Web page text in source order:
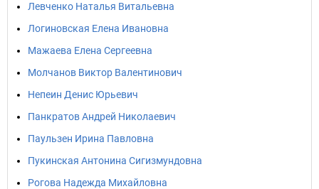
Левченко Наталья Витальевна
Логиновская Елена Ивановна
Мажаева Елена Сергеевна
Молчанов Виктор Валентинович
Непеин Денис Юрьевич
Панкратов Андрей Николаевич
Паульзен Ирина Павловна
Пукинская Антонина Сигизмундовна
Рогова Надежда Михайловна